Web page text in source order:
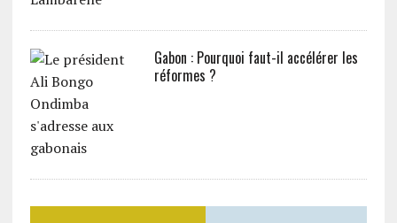
Gabon : Pourquoi faut-il accélérer les
réformes ?